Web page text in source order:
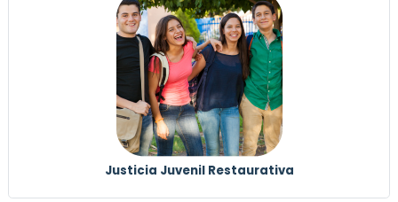
Justicia Juvenil Restaurativa